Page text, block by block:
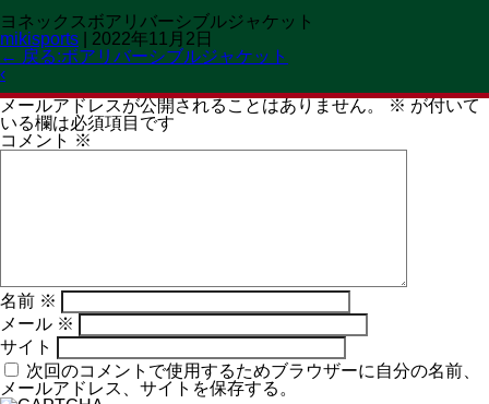
OPEN 11:00→19:30
CLOSED 火曜日
ヨネックスボアリバーシブルジャケット
mikisports
2022年11月2日
← 戻る:ボアリバーシブルジャケット
‹
http://IMG_1132-1.mov
コメントを残す
メールアドレスが公開されることはありません。
※ が付いて
いる欄は必須項目です
コメント ※
名前 ※
メール ※
サイト
次回のコメントで使用するためブラウザーに自分の名前、
メールアドレス、サイトを保存する。